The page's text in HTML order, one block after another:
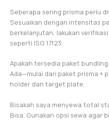
Seberapa sering prisma perlu
Sesuaikan dengan intensitas
berkelanjutan, lakukan
seperti ISO 17123.
Apakah tersedia paket
Ada—mulai dari paket prisma +
holder dan target plate.
Bisakah saya menyewa total
Bisa. Gunakan opsi sewa agar